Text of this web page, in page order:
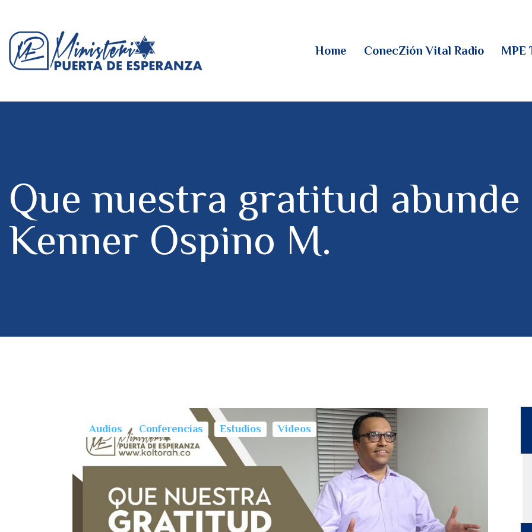
Home ConecZión Vital Radio MPE
Que nuestra gratitud abunde
Kenner Ospino M.
CONECZIÓN VITAL
MPE TV
PARTICIPA
REUNIONES &
Audios Conferencias Estudios Videos